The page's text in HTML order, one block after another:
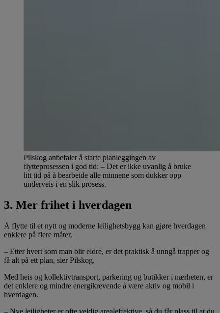
Pilskog anbefaler å starte planleggingen av
flytteprosessen i god tid: – Det er ikke uvanlig å bruke
litt tid på å bearbeide alle minnene som dukker opp
underveis i en slik prosess.
3. Mer frihet i hverdagen
Å flytte til et nytt og moderne leilighetsbygg kan gjøre hverdagen
enklere på flere måter.
– Etter hvert som man blir eldre, er det praktisk å unngå trapper og
få alt på ett plan, sier Pilskog.
Med heis og kollektivtransport, parkering og butikker i nærheten, er
det enklere og mindre energikrevende å være aktiv og mobil i
hverdagen.
– Nye leiligheter er ofte veldig arealeffektive, så du får plass til at du